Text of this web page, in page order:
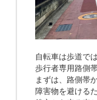
自転車は歩道で
歩行者専用路側
まずは、路側帯
障害物を避ける